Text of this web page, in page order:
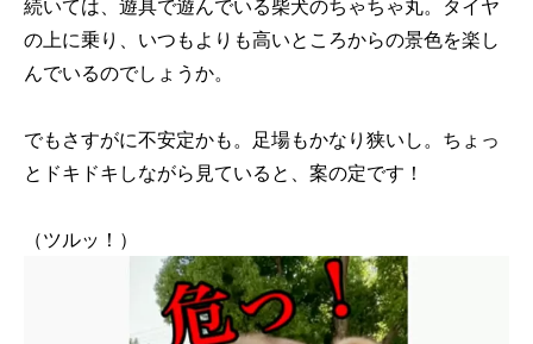
続いては、遊具で遊んでいる柴犬のちゃちゃ丸。タイヤ
の上に乗り、いつもよりも高いところからの景色を楽し
んでいるのでしょうか。
でもさすがに不安定かも。足場もかなり狭いし。ちょっ
とドキドキしながら見ていると、案の定です！
（ツルッ！）